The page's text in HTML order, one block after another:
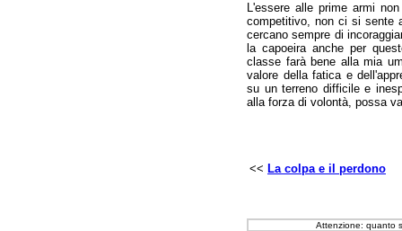
L'essere alle prime armi
competitivo, non ci si sente
cercano sempre di
la capoeira anche per
classe farà bene alla mia
valore della fatica e
su un terreno difficile e
alla forza di volontà, possa
<< La colpa e il perdono
Attenzione: quanto